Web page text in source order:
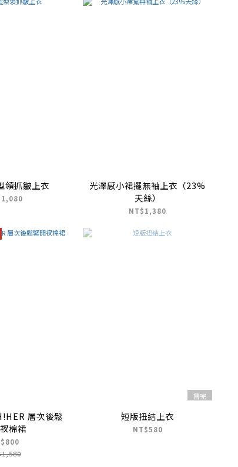
領抓皺上衣
光澤感小裙擺無袖上衣（23%
天絲）
NT$1,380
層次後鬆
棉裙
售完
短版扭結上衣
NT$580